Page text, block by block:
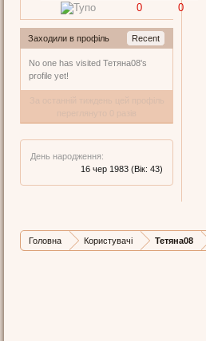
0
0
Заходили в профіль Recent
No one has visited Тетяна08's
profile yet!
День народження:
16 чер 1983 (Вік: 43)
Головна Користувачі Тетяна08